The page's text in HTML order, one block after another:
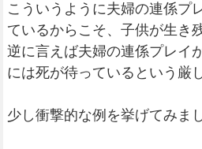
こういうように夫婦の連係プ
ているからこそ、子供が生き
逆に言えば夫婦の連係プレイ
には死が待っているという厳
少し衝撃的な例を挙げてみま